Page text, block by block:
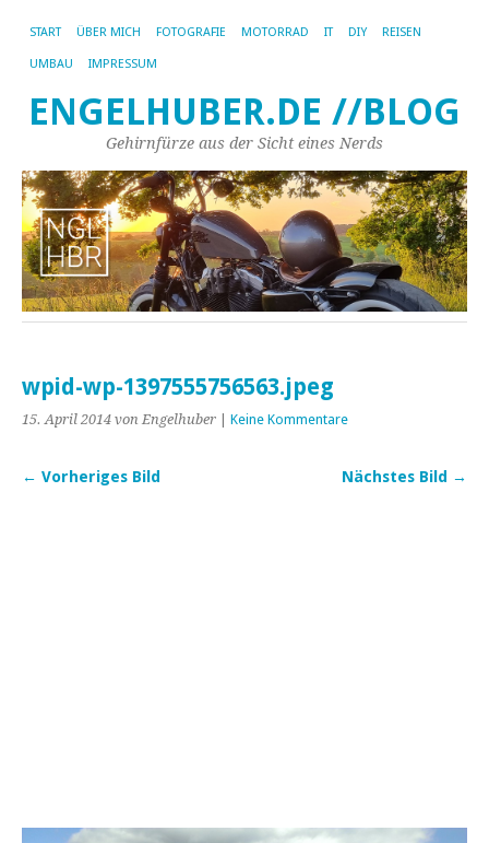
START ÜBER MICH FOTOGRAFIE MOTORRAD IT DIY REISEN
UMBAU IMPRESSUM
ENGELHUBER.DE //BLOG
Gehirnfürze aus der Sicht eines Nerds
wpid-wp-1397555756563.jpeg
15. April 2014 von Engelhuber Keine Kommentare
← Vorheriges Bild Nächstes Bild →